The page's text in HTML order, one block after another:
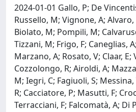
2024-01-01 Gallo, P; De
Russello, M; Vignone, A;
Biolato, M; Pompili, M;
Tizzani, M; Frigo, F; Caneglias,
Marzano, A; Rosato, V; Claar, E;
Cozzolongo, R; Airoldi, A;
M; Iegri, C; Fagiuoli, S; Messina,
R; Cacciatore, P; Masutti, F;
Terracciani, F; Falcomatà, A; Di